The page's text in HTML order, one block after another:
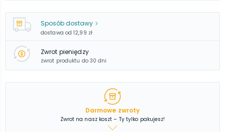
Sposób dostawy
dostawa od 12,99 zł
Zwrot pieniędzy
zwrot produktu do 30 dni
Darmowe zwroty
Zwrot na nasz koszt – Ty tylko pakujesz!